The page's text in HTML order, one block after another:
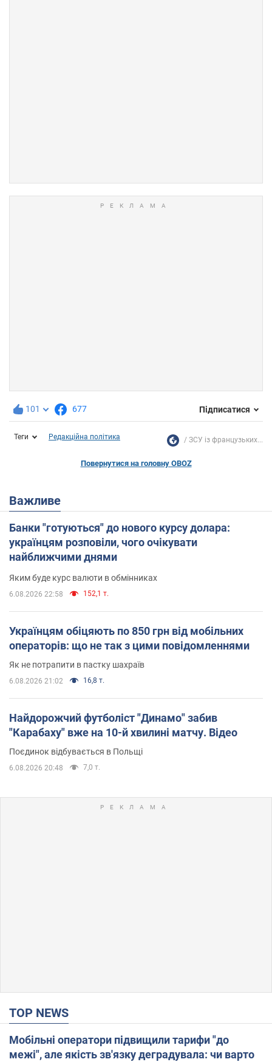
101 677 Підписатися
Теги Редакційна політика ЗСУ із французьких...
Повернутися на головну OBOZ
Важливе
Банки "готуються" до нового курсу долара:
українцям розповіли, чого очікувати
найближчими днями
Яким буде курс валюти в обмінниках
6.08.2026 22:58 152,1 т.
Українцям обіцяють по 850 грн від мобільних
операторів: що не так з цими повідомленнями
Як не потрапити в пастку шахраїв
6.08.2026 21:02 16,8 т.
Найдорожчий футболіст "Динамо" забив
"Карабаху" вже на 10-й хвилині матчу. Відео
Поєдинок відбувається в Польщі
6.08.2026 20:48 7,0 т.
TOP NEWS
Мобільні оператори підвищили тарифи "до
межі", але якість зв'язку деградувала: чи варто